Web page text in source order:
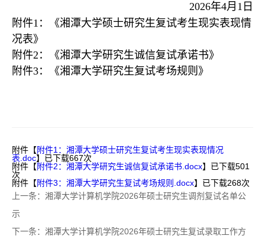
2026年4月1日
附件1：《湘潭大学硕士研究生复试考生现实表现情
况表》
附件2：《湘潭大学研究生诚信复试承诺书》
附件3：《湘潭大学研究生复试考场规则》
附件【附件1：湘潭大学硕士研究生复试考生现实表现情况
表.doc】已下载667次
附件【附件2：湘潭大学研究生诚信复试承诺书.docx】已下载501
次
附件【附件3：湘潭大学研究生复试考场规则.docx】已下载268次
上一条： 湘潭大学计算机学院2026年硕士研究生调剂复试名单公
示
下一条： 湘潭大学计算机学院2026年硕士研究生复试录取工作方